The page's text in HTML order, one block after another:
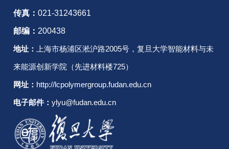
传真：021-31243661
邮编： 200438
地址： 上海市杨浦区淞沪路2005号，复旦大学智能材料与未
来能源创新学院（先进材料楼725）
网址： http://lcpolymergroup.fudan.edu.cn
电子邮件：ylyu@fudan.edu.cn